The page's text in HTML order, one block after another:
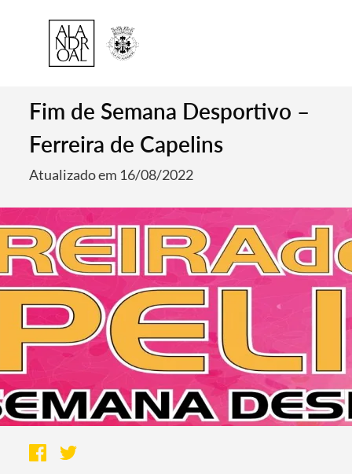
Fim de Semana Desportivo –
Ferreira de Capelins
Atualizado em 16/08/2022